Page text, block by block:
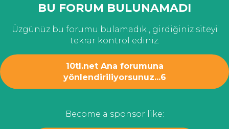
BU FORUM BULUNAMADI
Üzgünüz bu forumu bulamadık , girdiğiniz siteyi
tekrar kontrol ediniz.
10tl.net Ana forumuna
yönlendiriliyorsunuz...6
Become a sponsor like: